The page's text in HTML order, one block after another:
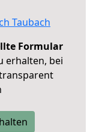
Taubach
Formular
erhalten, bei